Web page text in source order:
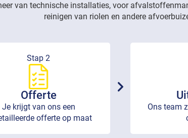
van technische installaties, voor
reinigen van riolen en andere
Stap 2
Offerte
Je krijgt van ons een
offerte op maat
Ons team